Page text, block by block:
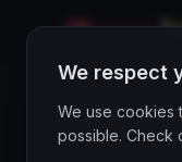
Indici
We respect
We use cookies
possible. Check